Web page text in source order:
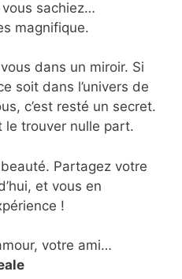
sachiez…
magnifique.
dans un miroir. Si
soit dans l’univers de
c’est resté un secret.
le trouver nulle part.
Partagez votre
et vous en
!
votre ami…